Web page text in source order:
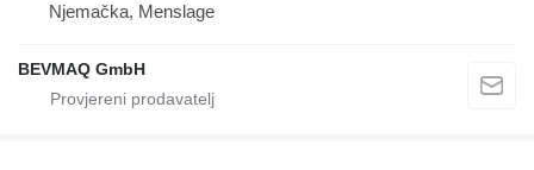
Njemačka, Menslage
BEVMAQ GmbH